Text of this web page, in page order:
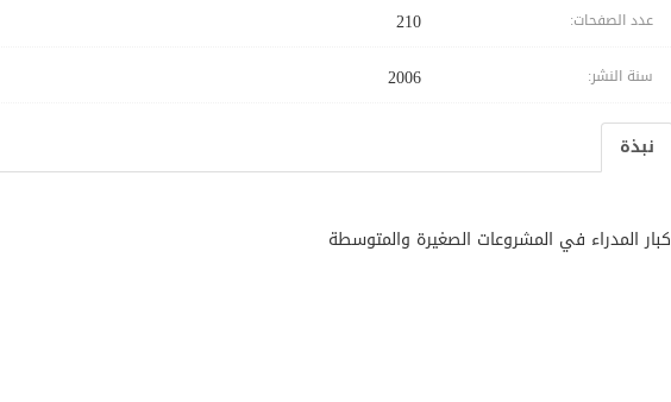
عدد الصفحات: 210
سنة النشر: 2006
نبذة
كبار المدراء في المشروعات الصغيرة والمتوسطة